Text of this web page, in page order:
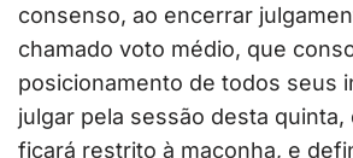
consenso, ao encerrar
chamado voto médio, que
posicionamento de todos seus
julgar pela sessão desta quinta,
ficará restrito à maconha, e